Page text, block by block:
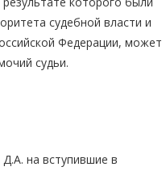
судебной власти и
Федерации, может
судьи.
на вступившие в